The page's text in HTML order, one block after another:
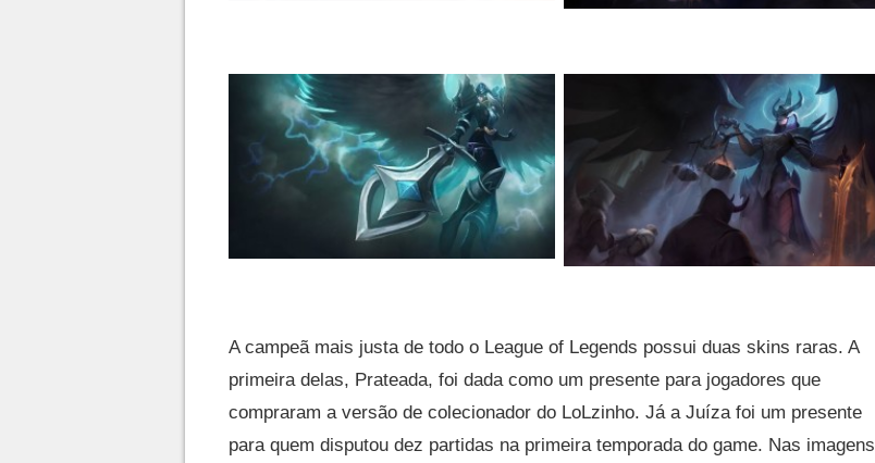
A campeã mais justa de todo o League of Legends possui duas skins raras. A
primeira delas, Prateada, foi dada como um presente para jogadores que
compraram a versão de colecionador do LoLzinho. Já a Juíza foi um presente
para quem disputou dez partidas na primeira temporada do game. Nas imagens